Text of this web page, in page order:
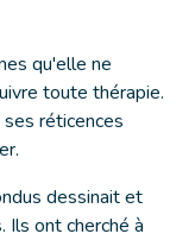
qu'elle ne
toute thérapie.
réticences
dessinait et
Ils ont cherché à